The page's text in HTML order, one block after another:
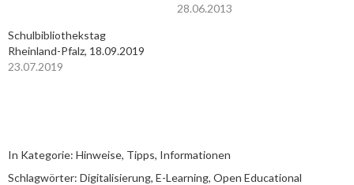
28.06.2013
Schulbibliothekstag
Rheinland-Pfalz, 18.09.2019
23.07.2019
In Kategorie: Hinweise, Tipps, Informationen
Schlagwörter: Digitalisierung, E-Learning, Open Educational